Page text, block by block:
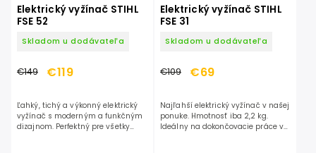
Elektrický vyžínač STIHL
FSE 52
Skladom u dodávateľa
€149 €119
Ľahký, tichý a výkonný elektrický
vyžínač s moderným a funkčným
dizajnom. Perfektný pre všetky
Elektrický vyžínač STIHL
FSE 31
Skladom u dodávateľa
€109 €69
Najľahší elektrický vyžínač v našej
ponuke. Hmotnosť iba 2,2 kg.
Ideálny na dokončovacie práce v